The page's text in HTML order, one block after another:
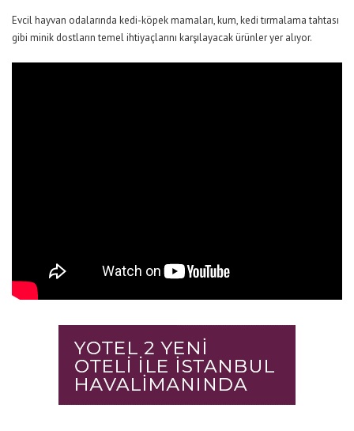
Evcil hayvan odalarında kedi-köpek mamaları, kum, kedi tırmalama tahtası
gibi minik dostların temel ihtiyaçlarını karşılayacak ürünler yer alıyor.